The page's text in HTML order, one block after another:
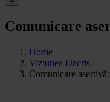
Comunicare
Home
Viziunea Dacris
Comunicare